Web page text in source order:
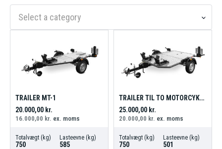
Select a category
TRAILER MT-1
20.000,00 kr.
16.000,00 kr. ex. moms
Totalvægt (kg)
750
Lasteevne (kg)
585
TRAILER TIL TO MOTORCYKLER MT-2
25.000,00 kr.
20.000,00 kr. ex. moms
Totalvægt (kg)
750
Lasteevne (kg)
501